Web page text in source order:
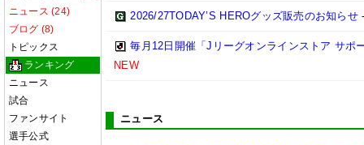
ニュース (24)
ブログ (8)
トピックス
ランキング
ニュース
試合
ファンサイト
選手公式
2026/27TODAY’S HEROグッズ販売のお知らせ
毎月12日開催「Jリーグオンラインストア サポ
NEW
ニュース